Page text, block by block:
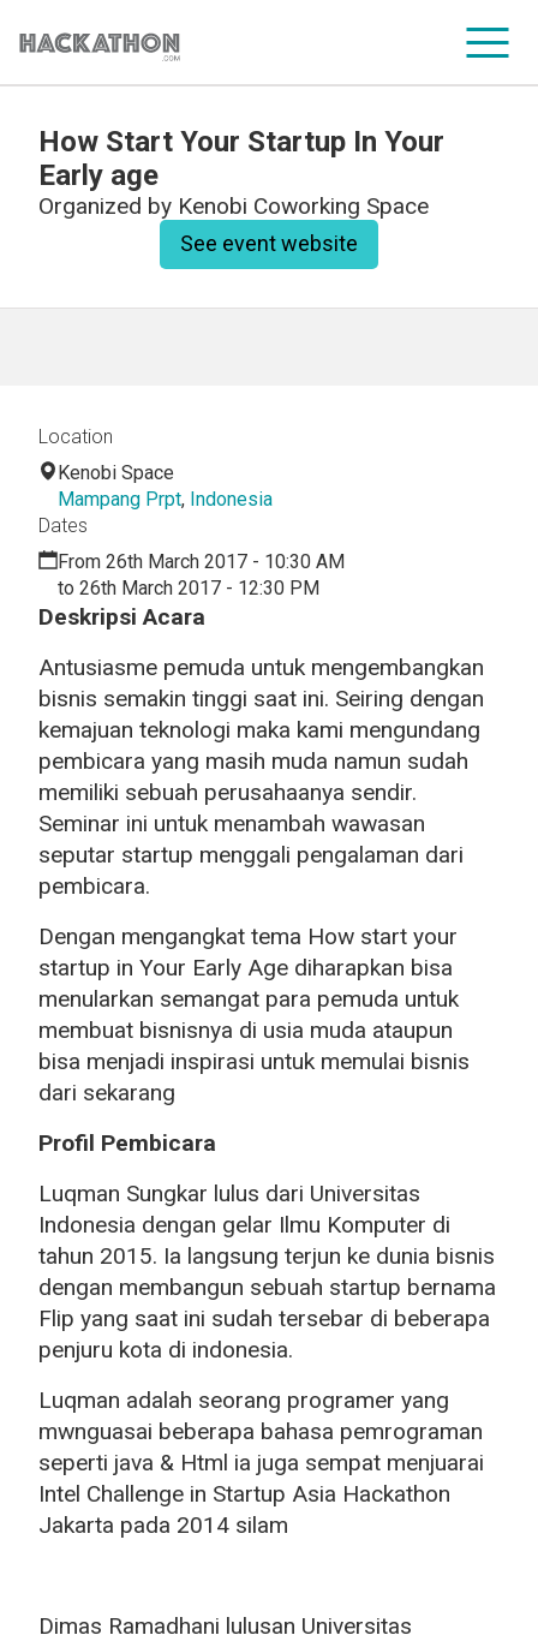
CORPORATE SERVICES
How Start Your Startup In Your
Early age
Organized by Kenobi Coworking Space
See event website
Deskripsi Acara
Antusiasme pemuda untuk mengembangkan
bisnis semakin tinggi saat ini. Seiring dengan
kemajuan teknologi maka kami mengundang
pembicara yang masih muda namun sudah
memiliki sebuah perusahaanya sendir.
Seminar ini untuk menambah wawasan
seputar startup menggali pengalaman dari
pembicara.
Dengan mengangkat tema How start your
startup in Your Early Age diharapkan bisa
menularkan semangat para pemuda untuk
membuat bisnisnya di usia muda ataupun
bisa menjadi inspirasi untuk memulai bisnis
dari sekarang
Profil Pembicara
Luqman Sungkar lulus dari Universitas
Indonesia dengan gelar Ilmu Komputer di
tahun 2015. Ia langsung terjun ke dunia bisnis
dengan membangun sebuah startup bernama
Flip yang saat ini sudah tersebar di beberapa
penjuru kota di indonesia.
Luqman adalah seorang programer yang
mwnguasai beberapa bahasa pemrograman
seperti java & Html ia juga sempat menjuarai
Intel Challenge in Startup Asia Hackathon
Jakarta pada 2014 silam
Dimas Ramadhani lulusan Universitas
Location
Kenobi Space
Mampang Prpt, Indonesia
Dates
From 26th March 2017 - 10:30 AM
to 26th March 2017 - 12:30 PM